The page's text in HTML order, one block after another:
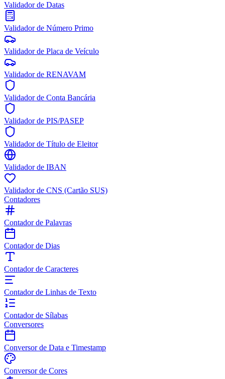
Validador de Datas
Validador de Número Primo
Validador de Placa de Veículo
Validador de RENAVAM
Validador de Conta Bancária
Validador de PIS/PASEP
Validador de Título de Eleitor
Validador de IBAN
Validador de CNS (Cartão SUS)
Contadores
Contador de Palavras
Contador de Dias
Contador de Caracteres
Contador de Linhas de Texto
Contador de Sílabas
Conversores
Conversor de Data e Timestamp
Conversor de Cores